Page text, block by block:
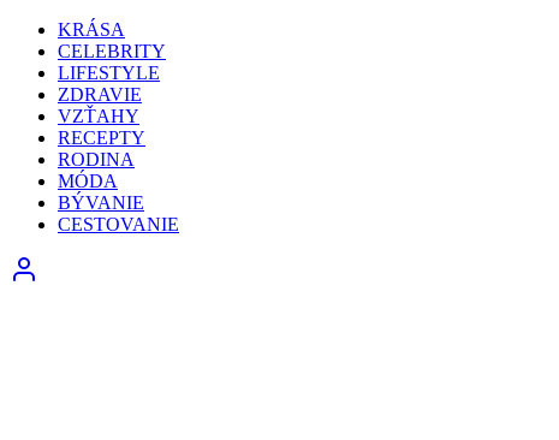
KRÁSA
CELEBRITY
LIFESTYLE
ZDRAVIE
VZŤAHY
RECEPTY
RODINA
MÓDA
BÝVANIE
CESTOVANIE